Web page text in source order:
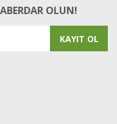
OLUN!
KAYIT OL